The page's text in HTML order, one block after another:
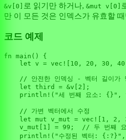
&v[0] 로 읽기만 하거나, &mut v[0]
만 이 모든 것은 인덱스가 유효할
코드 예제
fn main () {
let
v = vec! 10 , 20 , 30 , 40
// 안전한 인덱싱 - 벡터 길이가
let
third = &v[ 2 ];
println! ( "세 번째 요소: {}" ,
// 가변 벡터에서 수정
let mut v_mut = vec! 1 , 2 ,
    v_mut[
1 ] = 99 ;
// 두 번째 요
println! ( "수정된 벡터: {:?}"